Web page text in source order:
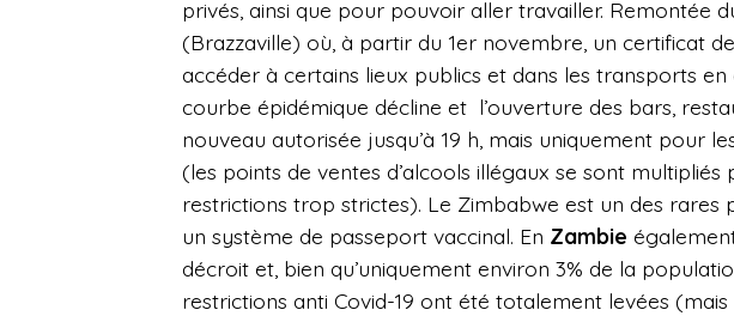
privés, ainsi que pour pouvoir aller travailler. Remontée
(Brazzaville) où, à partir du 1er novembre, un certificat
accéder à certains lieux publics et dans les transports en
courbe épidémique décline et l’ouverture des bars,
nouveau autorisée jusqu’à 19 h, mais uniquement pour
(les points de ventes d’alcools illégaux se sont multipliés
restrictions trop strictes). Le Zimbabwe est un des rares
un système de passeport vaccinal. En Zambie
décroit et, bien qu’uniquement environ 3% de la
restrictions anti Covid-19 ont été totalement levées